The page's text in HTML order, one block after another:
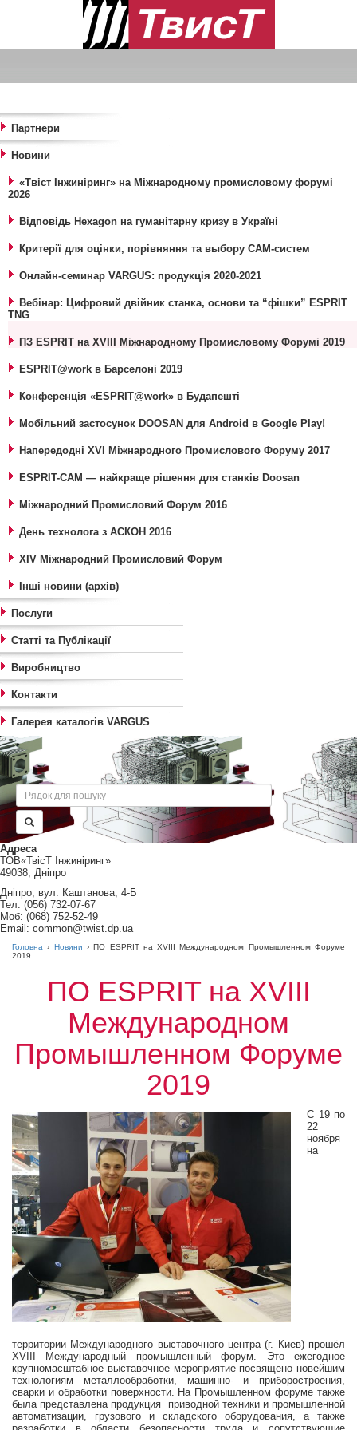
Партнери
Новини
«Твіст Інжиніринг» на Міжнародному промисловому форумі
2026
Відповідь Hexagon на гуманітарну кризу в Україні
Критерії для оцінки, порівняння та выбору CAM-систем
Онлайн-семинар VARGUS: продукція 2020-2021
Вебінар: Цифровий двійник станка, основи та “фішки” ESPRIT
TNG
ПЗ ESPRIT на XVIII Міжнародному Промисловому Форумі 2019
ESPRIT@work в Барселоні 2019
Конференція «ESPRIT@work» в Будапешті
Мобільний застосунок DOOSAN для Android в Google Play!
Напередодні XVI Міжнародного Промислового Форуму 2017
ESPRIT-CAM — найкраще рішення для станків Doosan
Міжнародний Промисловий Форум 2016
День технолога з АСКОН 2016
XIV Міжнародний Промисловий Форум
Інші новини (архів)
Послуги
Статті та Публікації
Виробництво
Контакти
Галерея каталогів VARGUS
Пошук
Адреса
ТОВ«ТвісТ Інжиніринг»
49038, Дніпро
Дніпро, вул. Каштанова, 4-Б
Тел: (056) 732-07-67
Моб: (068) 752-52-49
Email: common@twist.dp.ua
Головна › Новини › ПО ESPRIT на XVIII Международном Промышленном Форуме
2019
ПО ESPRIT на XVIII
Международном
Промышленном Форуме
2019
С 19 по
22
ноября
на
территории Международного выставочного центра (г. Киев) прошёл
XVIII Международный промышленный форум. Это ежегодное
крупномасштабное выставочное мероприятие посвящено новейшим
технологиям металлообработки, машинно- и приборостроения,
сварки и обработки поверхности. На Промышленном форуме также
была представлена продукция приводной техники и промышленной
автоматизации, грузового и складского оборудования, а также